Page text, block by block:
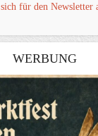
für den Newsletter
WERBUNG